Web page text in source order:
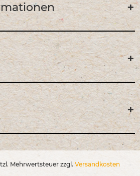
Mehrwertsteuer zzgl. Versandkosten